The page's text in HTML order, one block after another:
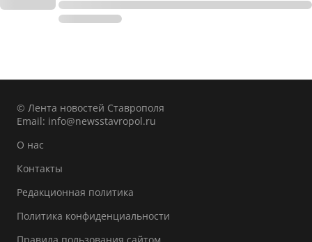
© Лента новостей Ставрополя
Email: info@newsstavropol.ru
О нас
Контакты
Редакционная политика
Политика конфиденциальности